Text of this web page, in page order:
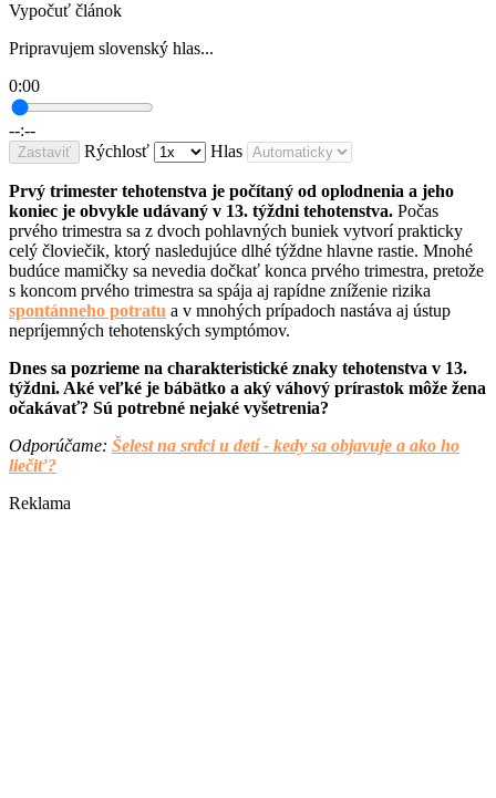
Vypočuť článok
Pripravujem slovenský hlas...
0:00
--:--
Zastaviť Rýchlosť Hlas
Prvý trimester tehotenstva je počítaný od oplodnenia a jeho
koniec je obvykle udávaný v 13. týždni tehotenstva. Počas
prvého trimestra sa z dvoch pohlavných buniek vytvorí prakticky
celý človiečik, ktorý nasledujúce dlhé týždne hlavne rastie. Mnohé
budúce mamičky sa nevedia dočkať konca prvého trimestra, pretože
s koncom prvého trimestra sa spája aj rapídne zníženie rizika
spontánneho potratu a v mnohých prípadoch nastáva aj ústup
nepríjemných tehotenských symptómov.
Dnes sa pozrieme na charakteristické znaky tehotenstva v 13.
týždni. Aké veľké je bábätko a aký váhový prírastok môže žena
očakávať? Sú potrebné nejaké vyšetrenia?
Odporúčame: ​ Šelest na srdci u detí - kedy sa objavuje a ako ho
liečiť?
Reklama